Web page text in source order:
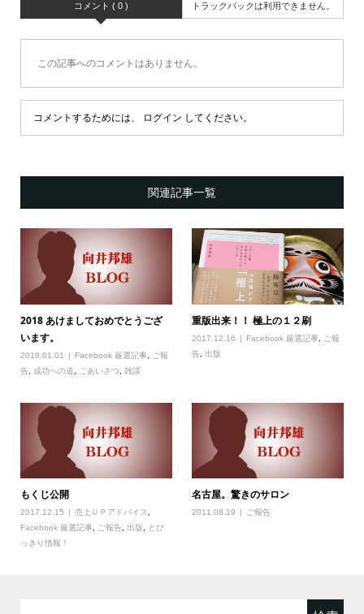
コメント ( 0 ) トラックバックは利用できません。
この記事へのコメントはありません。
コメントするためには、 ログイン してください。
関連記事一覧
2018 あけましておめでとうござ
います。
2018.01.01 Facebook 厳選記事,
ご報
告, 成功への道 ごあいさつ 雑談
重版出来！！ 極上の１２刷
2017.12.16 Facebook 厳選記事
ご報
告 ,出版
もくじ公開
2017.12.15 売上ＵＰアドバイス
Facebook 厳選記事, ご報告, 出版
とび
っきり情報！
名古屋。驚きのサロン
2011.08.19 ご報告